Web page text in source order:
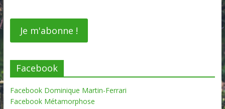
Facebook
Facebook Dominique Martin-Ferrari
Facebook Métamorphose